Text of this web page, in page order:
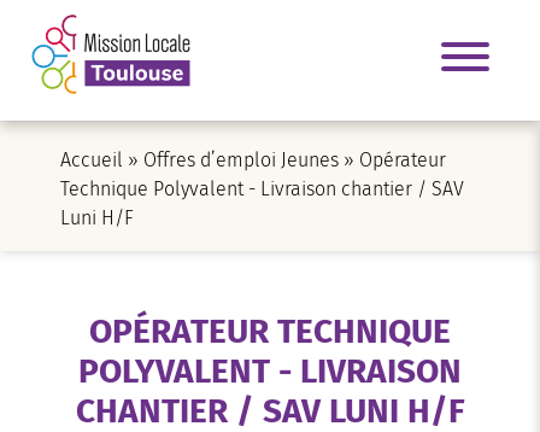
Accueil » Offres d’emploi Jeunes » Opérateur
Technique Polyvalent - Livraison chantier / SAV
Luni H/F
OPÉRATEUR TECHNIQUE
POLYVALENT - LIVRAISON
CHANTIER / SAV LUNI H/F